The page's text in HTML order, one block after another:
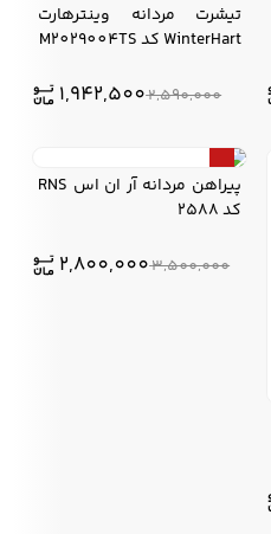
تیشرت مردانه وينترهارت
WinterHart کد M2029004TS
2,590,000
1,942,500
20%
پیراهن مردانه آر ان اس RNS
کد 2588
3,500,000
2,800,000